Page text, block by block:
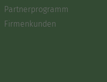
Partnerprogramm
Firmenkunden